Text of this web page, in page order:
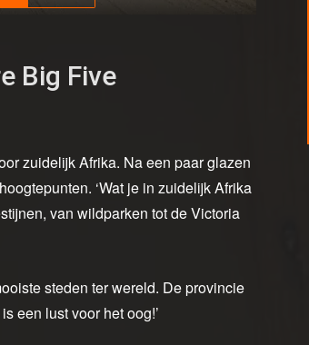
Big Five
zuidelijk Afrika. Na een paar glazen
‘Wat je in zuidelijk Afrika
van wildparken tot de Victoria
steden ter wereld. De provincie
een lust voor het oog!’